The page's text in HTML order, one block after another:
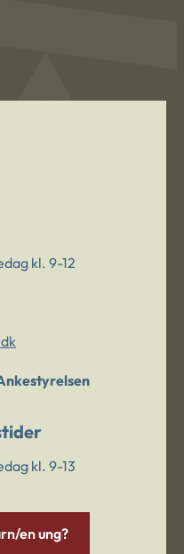
kl. 9-12
kl. 9-13
en ung?